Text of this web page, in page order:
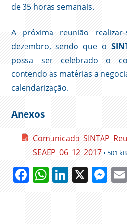
de 35 horas semanais.
A próxima reunião
dezembro, sendo que o
possa ser celebrado o
contendo as matérias a
calendarização.
Anexos
SEAEP_06_12_2017 • 501
Facebook
WhatsApp
X